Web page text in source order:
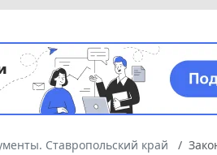
Ставропольский край